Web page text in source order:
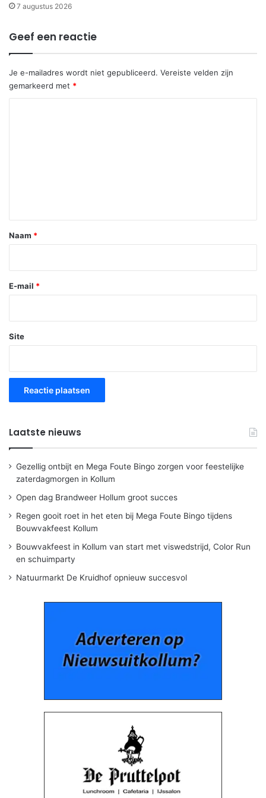
7 augustus 2026
Geef een reactie
Je e-mailadres wordt niet gepubliceerd. Vereiste velden zijn
gemarkeerd met *
*
Naam *
E-mail *
Site
Laatste nieuws
Gezellig ontbijt en Mega Foute Bingo zorgen voor feestelijke
zaterdagmorgen in Kollum
Open dag Brandweer Hollum groot succes
Regen gooit roet in het eten bij Mega Foute Bingo tijdens
Bouwvakfeest Kollum
Bouwvakfeest in Kollum van start met viswedstrijd, Color Run
en schuimparty
Natuurmarkt De Kruidhof opnieuw succesvol